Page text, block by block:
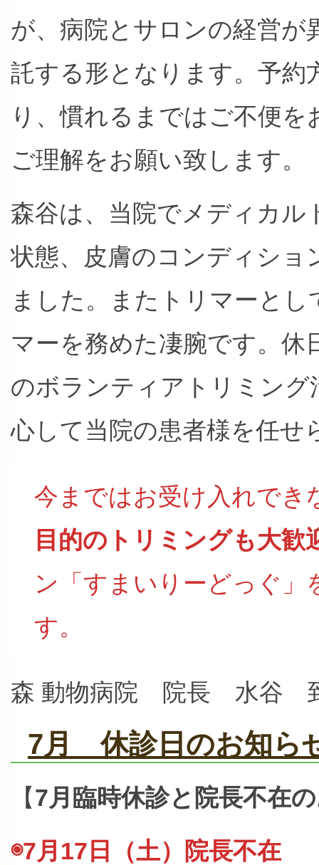
が、病院とサロンの経営が
託する形となります。予約
り、慣れるまではご不便
ご理解をお願い致します。
森谷は、当院でメディカ
状態、皮膚のコンディショ
ました。またトリマーと
マーを務めた凄腕です。休
のボランティアトリミン
心して当院の患者様を任せ
今まではお受け入れでき
目的のトリミングも大歓
ン「すまいりーどっぐ
す。
森 動物病院 院長 水谷
7月 休診日のお知ら
【7月臨時休診と院長不在
◉7月17日（土）院長不在